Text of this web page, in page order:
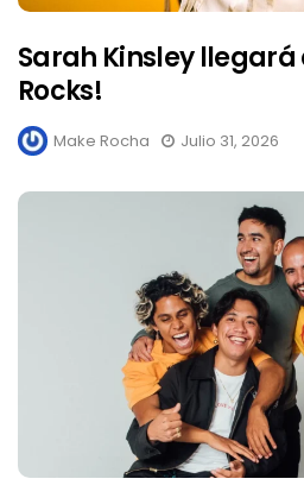
Sarah Kinsley llegará
Rocks!
Make Rocha Julio 31, 2026